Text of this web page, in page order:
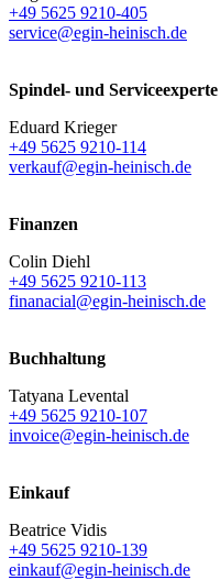
+49 5625 9210-405
service@egin-heinisch.de
Spindel- und Serviceexperte
Eduard Krieger
+49 5625 9210-114
verkauf@egin-heinisch.de
Finanzen
Colin Diehl
+49 5625 9210-113
finanacial@egin-heinisch.de
Buchhaltung
Tatyana Levental
+49 5625 9210-107
invoice@egin-heinisch.de
Einkauf
Beatrice Vidis
+49 5625 9210-139
einkauf@egin-heinisch.de